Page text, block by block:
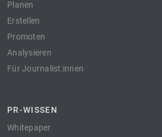
Planen
Erstellen
Promoten
Analysieren
Für Journalist:innen
PR-WISSEN
Whitepaper